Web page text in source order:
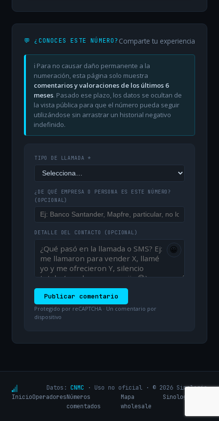
💬 ¿CONOCES ESTE NÚMERO? Comparte tu experiencia
ℹ️ Para no causar daño permanente a la
numeración, esta página solo muestra
comentarios y valoraciones de los últimos 6
meses. Pasado ese plazo, los datos se ocultan de
la vista pública para que el número pueda seguir
utilizándose sin arrastrar un historial negativo
indefinido.
TIPO DE LLAMADA *
¿DE QUÉ EMPRESA O PERSONA ES ESTE NÚMERO?
(OPCIONAL)
DETALLE DEL CONTACTO (OPCIONAL)
😀
Publicar comentario
Protegido por reCAPTCHA · Un comentario por
dispositivo
Datos: CNMC · Uso no oficial · © 2026 Sinologic
InicioOperadoresNúmeros
comentados
Mapa
wholesale
Sinologic.net